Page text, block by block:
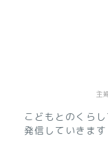
主
こどもとのくら
発信していきます